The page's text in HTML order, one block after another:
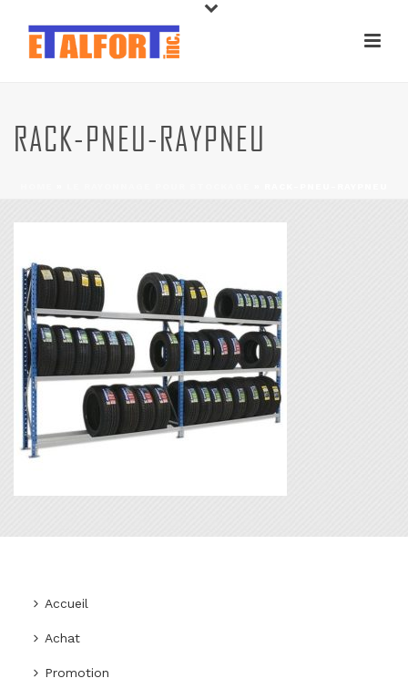
RACK-PNEU-RAYPNEU
Accueil
Achat
Promotion